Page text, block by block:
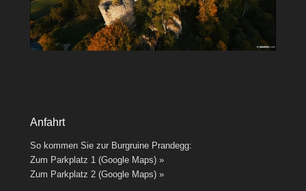
Anfahrt
So kommen Sie zur Burgruine Prandegg:
Zum Parkplatz 1 (Google Maps) »
Zum Parkplatz 2 (Google Maps) »